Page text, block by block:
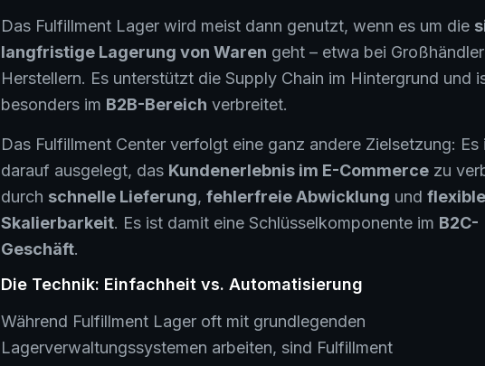
Das Fulfillment Lager wird meist dann genutzt, wenn es um die
langfristige Lagerung von Waren geht – etwa bei
Herstellern. Es unterstützt die Supply Chain im Hintergrund und
besonders im B2B-Bereich verbreitet.
Das Fulfillment Center verfolgt eine ganz andere Zielsetzung: Es
darauf ausgelegt, das Kundenerlebnis im E-Commerce zu
durch schnelle Lieferung, fehlerfreie Abwicklung und flexible
Skalierbarkeit. Es ist damit eine Schlüsselkomponente im B2C-
Geschäft.
Die Technik: Einfachheit vs. Automatisierung
Während Fulfillment Lager oft mit grundlegenden
Lagerverwaltungssystemen arbeiten, sind Fulfillment